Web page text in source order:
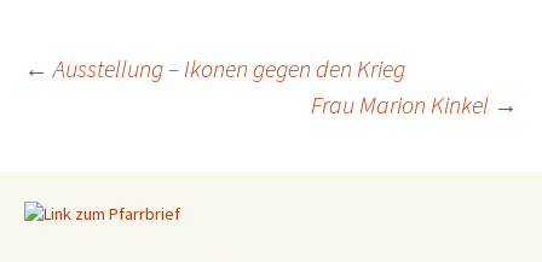
Beitragsnavigation
← Ausstellung – Ikonen gegen den Krieg
Frau Marion Kinkel →